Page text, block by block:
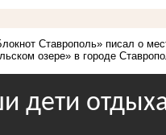
Ставрополь» писал о
озере» в городе